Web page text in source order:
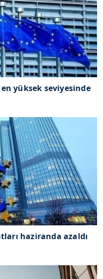
yüksek seviyesinde
haziranda azaldı